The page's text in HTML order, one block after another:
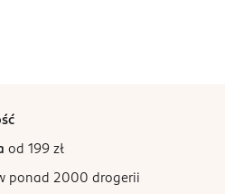
od 199 zł
ponad 2000 drogerii